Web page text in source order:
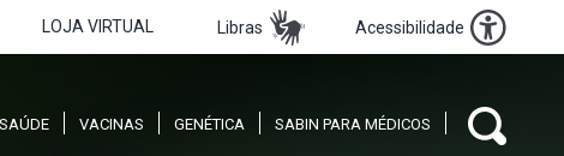
LOJA VIRTUAL Libras Acessibilidade
SAÚDE VACINAS GENÉTICA SABIN PARA MÉDICOS